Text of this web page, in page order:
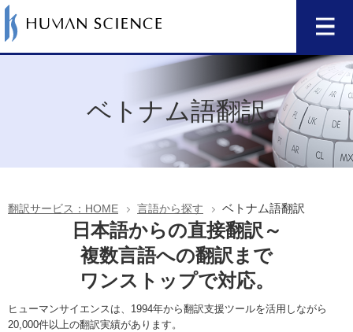
ベトナム語翻訳
翻訳サービス：HOME 言語から探す ベトナム語翻訳
日本語からの直接翻訳～
複数言語への翻訳まで
ワンストップで対応。
ヒューマンサイエンスは、1994年から翻訳支援ツールを活用しながら
20,000件以上の翻訳実績があります。